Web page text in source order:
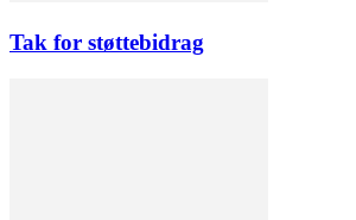
Tak for støttebidrag